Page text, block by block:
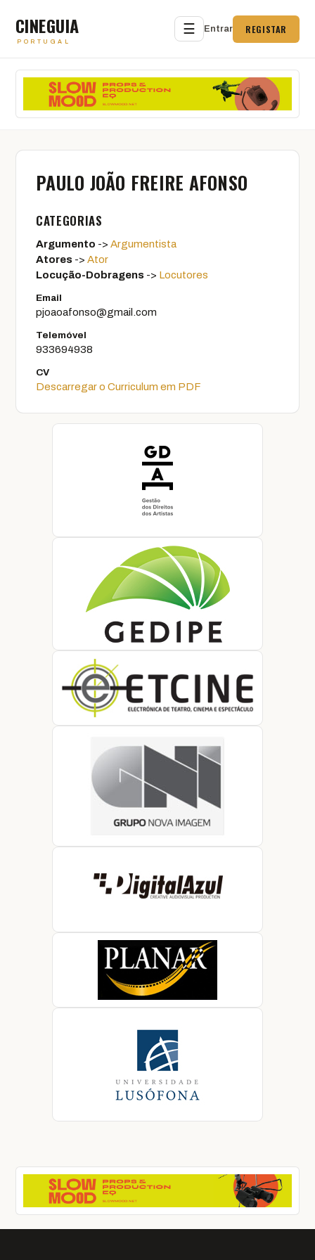
CINEGUIA
PORTUGAL
☰ Entrar REGISTAR
PAULO JOÃO FREIRE AFONSO
CATEGORIAS
Argumento -> Argumentista
Atores -> Ator
Locução-Dobragens -> Locutores
Email
pjoaoafonso@gmail.com
Telemóvel
933694938
CV
Descarregar o Curriculum em PDF